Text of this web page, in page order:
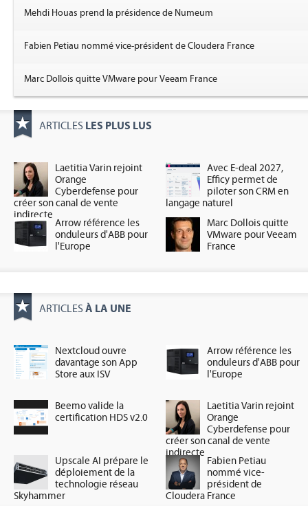
Mehdi Houas prend la présidence de Numeum
Fabien Petiau nommé vice-président de Cloudera France
Marc Dollois quitte VMware pour Veeam France
ARTICLES LES PLUS LUS
Laetitia Varin rejoint
Orange
Cyberdefense pour
créer son canal de vente
indirecte
Avec E-deal 2027,
Efficy permet de
piloter son CRM en
langage naturel
Arrow référence les
onduleurs d'ABB pour
l'Europe
Marc Dollois quitte
VMware pour Veeam
France
ARTICLES À LA UNE
Nextcloud ouvre
davantage son App
Store aux ISV
Arrow référence les
onduleurs d'ABB pour
l'Europe
Beemo valide la
certification HDS v2.0
Laetitia Varin rejoint
Orange
Cyberdefense pour
créer son canal de vente
indirecte
Upscale AI prépare le
déploiement de la
technologie réseau
Skyhammer
Fabien Petiau
nommé vice-
président de
Cloudera France